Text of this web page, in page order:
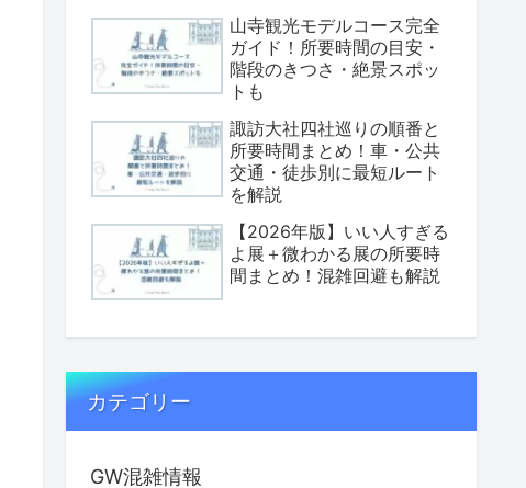
山寺観光モデルコース完全
ガイド！所要時間の目安・
階段のきつさ・絶景スポッ
トも
諏訪大社四社巡りの順番と
所要時間まとめ！車・公共
交通・徒歩別に最短ルート
を解説
【2026年版】いい人すぎる
よ展＋微わかる展の所要時
間まとめ！混雑回避も解説
カテゴリー
GW混雑情報